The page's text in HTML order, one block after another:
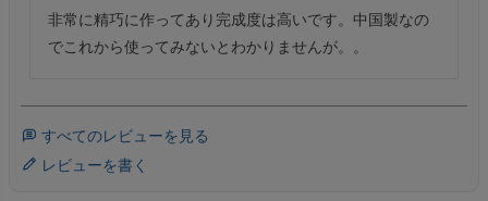
非常に精巧に作ってあり完成度は高いです。中国製なの
でこれから使ってみないとわかりませんが。。
すべてのレビューを見る
レビューを書く